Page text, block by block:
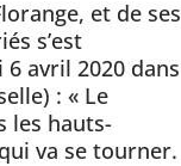
et de ses
s’est
avril 2020 dans
: « Le
les hauts-
va se tourner.